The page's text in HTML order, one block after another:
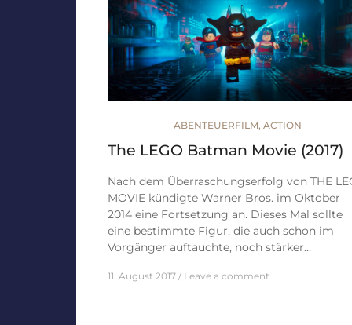
ABENTEUERFILM, ACTION
The LEGO Batman Movie (2017)
Nach dem Überraschungserfolg von THE
MOVIE kündigte Warner Bros. im Oktober
2014 eine Fortsetzung an. Dieses Mal sollte
eine bestimmte Figur, die auch schon im
Vorgänger auftauchte, noch stärker…
11. August 2017 Leave a comment